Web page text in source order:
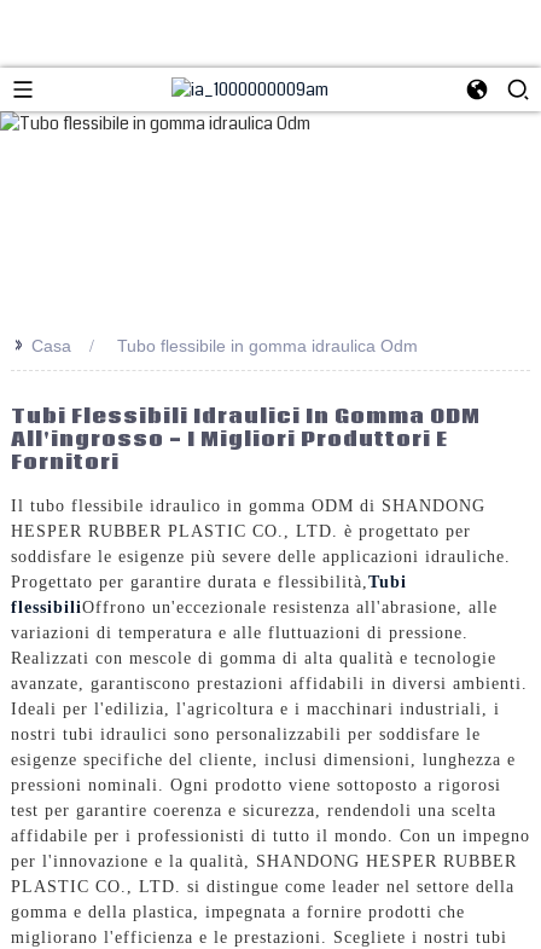
>> Casa Tubo flessibile in gomma idraulica Odm
Tubi Flessibili Idraulici In Gomma ODM
All'ingrosso - I Migliori Produttori E
Fornitori
Il tubo flessibile idraulico in gomma ODM di SHANDONG
HESPER RUBBER PLASTIC CO., LTD. è progettato per
soddisfare le esigenze più severe delle applicazioni idrauliche.
Progettato per garantire durata e flessibilità,Tubi
flessibiliOffrono un'eccezionale resistenza all'abrasione, alle
variazioni di temperatura e alle fluttuazioni di pressione.
Realizzati con mescole di gomma di alta qualità e tecnologie
avanzate, garantiscono prestazioni affidabili in diversi ambienti.
Ideali per l'edilizia, l'agricoltura e i macchinari industriali, i
nostri tubi idraulici sono personalizzabili per soddisfare le
esigenze specifiche del cliente, inclusi dimensioni, lunghezza e
pressioni nominali. Ogni prodotto viene sottoposto a rigorosi
test per garantire coerenza e sicurezza, rendendoli una scelta
affidabile per i professionisti di tutto il mondo. Con un impegno
per l'innovazione e la qualità, SHANDONG HESPER RUBBER
PLASTIC CO., LTD. si distingue come leader nel settore della
gomma e della plastica, impegnata a fornire prodotti che
migliorano l'efficienza e le prestazioni. Scegliete i nostri tubi